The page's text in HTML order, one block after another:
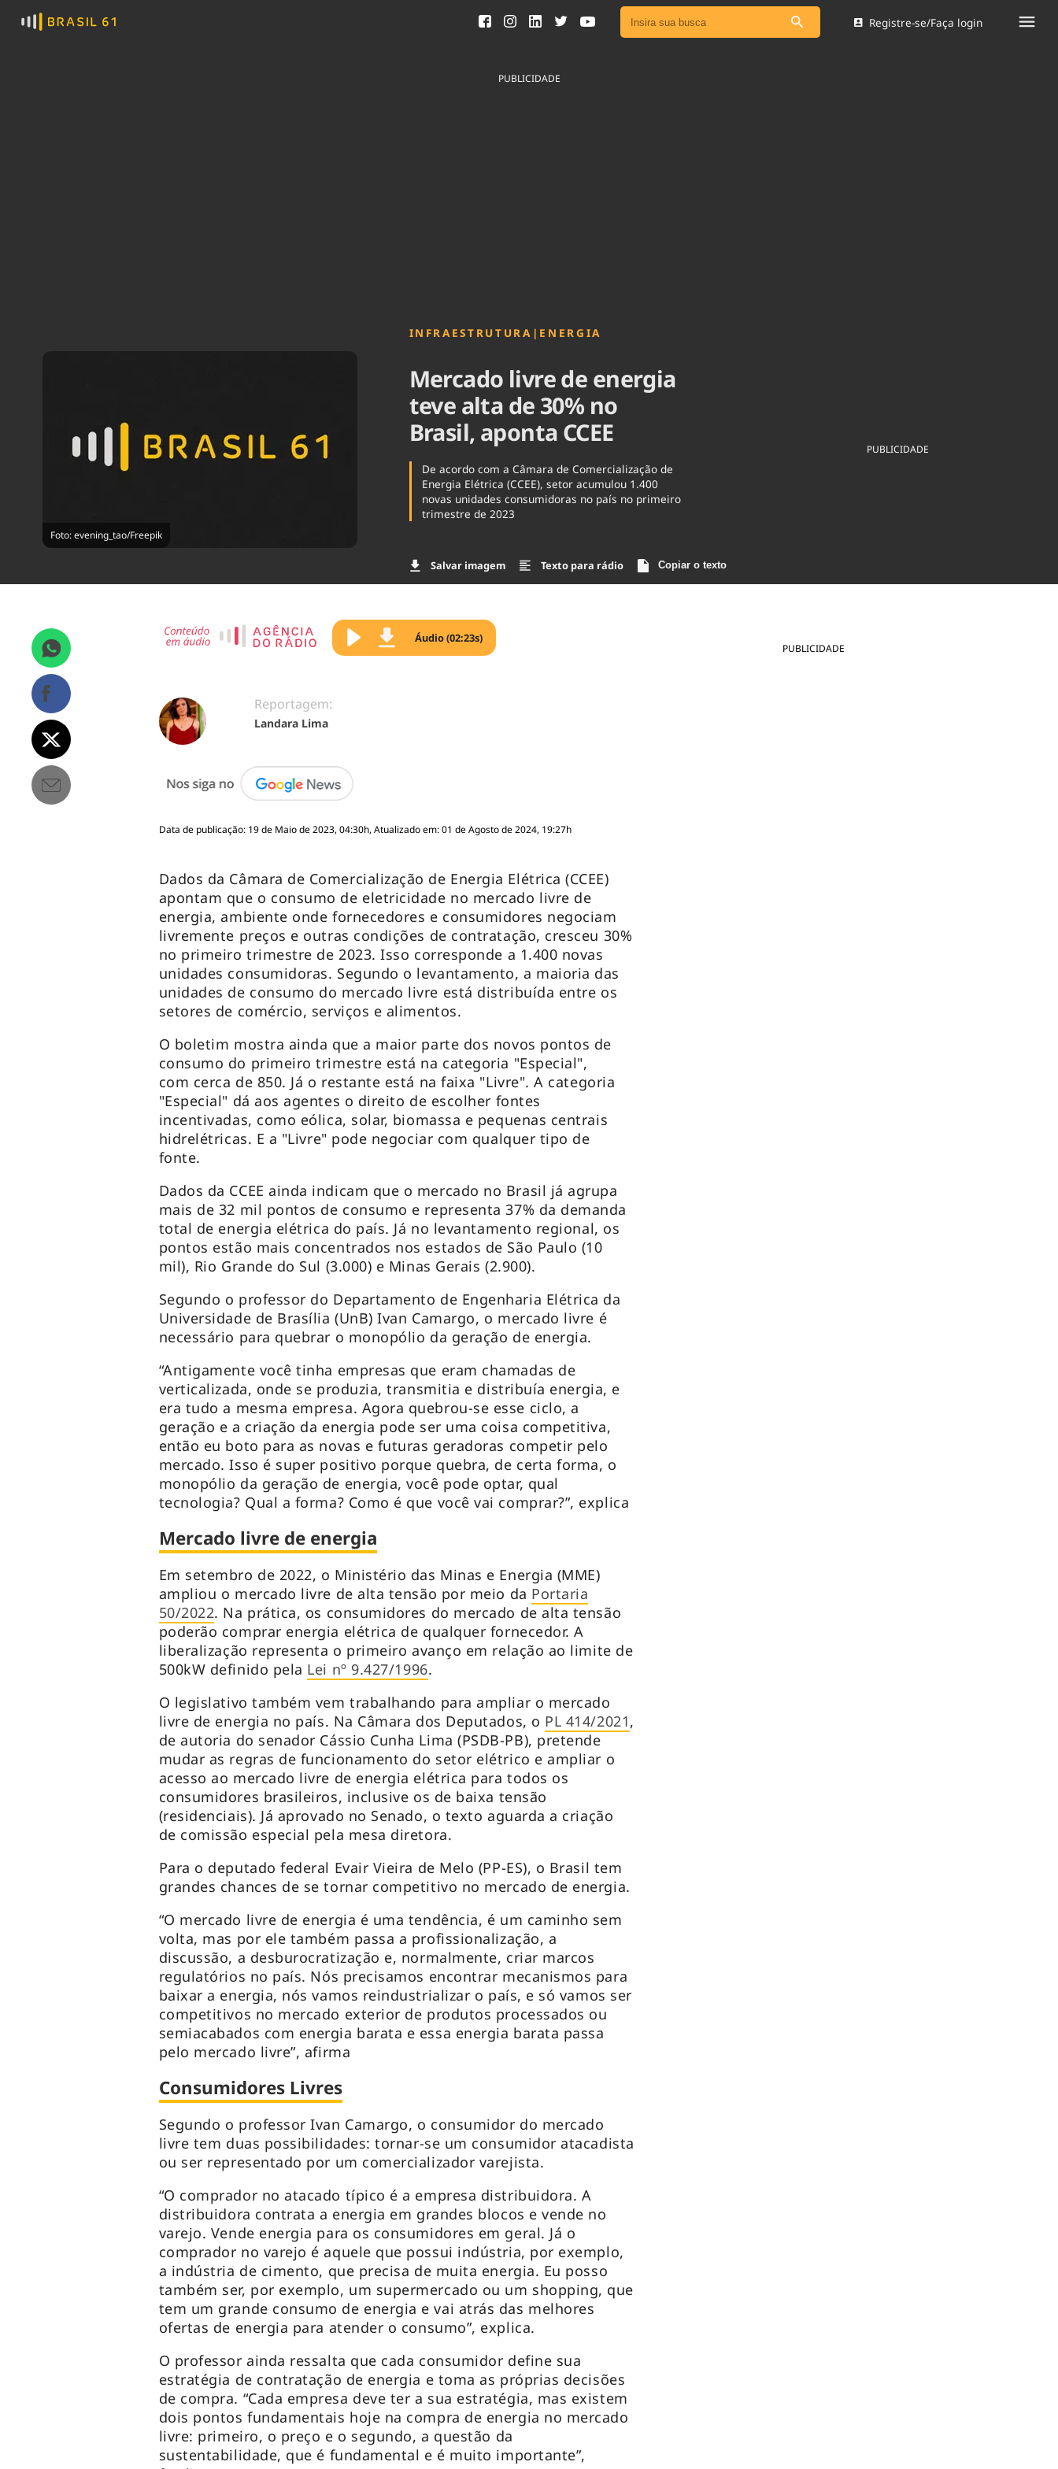
Ver todas as notícias
Agronegócios
Brasil
Registre-se/Faça login
PUBLICIDADE
Foto: evening_tao/Freepik
INFRAESTRUTURA | ENERGIA
Mercado livre de energia
teve alta de 30% no
Brasil, aponta CCEE
De acordo com a Câmara de Comercialização de
Energia Elétrica (CCEE), setor acumulou 1.400
novas unidades consumidoras no país no primeiro
trimestre de 2023
Salvar imagem Texto para rádio Copiar o texto
PUBLICIDADE
PUBLICIDADE
Áudio (02:23s)
Reportagem:
Landara Lima
Data de publicação: 19 de Maio de 2023, 04:30h, Atualizado em: 01 de Agosto de 2024, 19:27h
Dados da Câmara de Comercialização de Energia Elétrica (CCEE)
apontam que o consumo de eletricidade no mercado livre de
energia, ambiente onde fornecedores e consumidores negociam
livremente preços e outras condições de contratação, cresceu 30%
no primeiro trimestre de 2023. Isso corresponde a 1.400 novas
unidades consumidoras. Segundo o levantamento, a maioria das
unidades de consumo do mercado livre está distribuída entre os
setores de comércio, serviços e alimentos.
O boletim mostra ainda que a maior parte dos novos pontos de
consumo do primeiro trimestre está na categoria "Especial",
com cerca de 850. Já o restante está na faixa "Livre". A categoria
"Especial" dá aos agentes o direito de escolher fontes
incentivadas, como eólica, solar, biomassa e pequenas centrais
hidrelétricas. E a "Livre" pode negociar com qualquer tipo de
fonte.
Dados da CCEE ainda indicam que o mercado no Brasil já agrupa
mais de 32 mil pontos de consumo e representa 37% da demanda
total de energia elétrica do país. Já no levantamento regional, os
pontos estão mais concentrados nos estados de São Paulo (10
mil), Rio Grande do Sul (3.000) e Minas Gerais (2.900).
Segundo o professor do Departamento de Engenharia Elétrica da
Universidade de Brasília (UnB) Ivan Camargo, o mercado livre é
necessário para quebrar o monopólio da geração de energia.
“Antigamente você tinha empresas que eram chamadas de
verticalizada, onde se produzia, transmitia e distribuía energia, e
era tudo a mesma empresa. Agora quebrou-se esse ciclo, a
geração e a criação da energia pode ser uma coisa competitiva,
então eu boto para as novas e futuras geradoras competir pelo
mercado. Isso é super positivo porque quebra, de certa forma, o
monopólio da geração de energia, você pode optar, qual
tecnologia? Qual a forma? Como é que você vai comprar?”, explica
Mercado livre de energia
Em setembro de 2022, o Ministério das Minas e Energia (MME)
ampliou o mercado livre de alta tensão por meio da Portaria
50/2022. Na prática, os consumidores do mercado de alta tensão
poderão comprar energia elétrica de qualquer fornecedor. A
liberalização representa o primeiro avanço em relação ao limite de
500kW definido pela Lei nº 9.427/1996.
O legislativo também vem trabalhando para ampliar o mercado
livre de energia no país. Na Câmara dos Deputados, o PL 414/2021,
de autoria do senador Cássio Cunha Lima (PSDB-PB), pretende
mudar as regras de funcionamento do setor elétrico e ampliar o
acesso ao mercado livre de energia elétrica para todos os
consumidores brasileiros, inclusive os de baixa tensão
(residenciais). Já aprovado no Senado, o texto aguarda a criação
de comissão especial pela mesa diretora.
Para o deputado federal Evair Vieira de Melo (PP-ES), o Brasil tem
grandes chances de se tornar competitivo no mercado de energia.
“O mercado livre de energia é uma tendência, é um caminho sem
volta, mas por ele também passa a profissionalização, a
discussão, a desburocratização e, normalmente, criar marcos
regulatórios no país. Nós precisamos encontrar mecanismos para
baixar a energia, nós vamos reindustrializar o país, e só vamos ser
competitivos no mercado exterior de produtos processados ou
semiacabados com energia barata e essa energia barata passa
pelo mercado livre”, afirma
Consumidores Livres
Segundo o professor Ivan Camargo, o consumidor do mercado
livre tem duas possibilidades: tornar-se um consumidor atacadista
ou ser representado por um comercializador varejista.
“O comprador no atacado típico é a empresa distribuidora. A
distribuidora contrata a energia em grandes blocos e vende no
varejo. Vende energia para os consumidores em geral. Já o
comprador no varejo é aquele que possui indústria, por exemplo,
a indústria de cimento, que precisa de muita energia. Eu posso
também ser, por exemplo, um supermercado ou um shopping, que
tem um grande consumo de energia e vai atrás das melhores
ofertas de energia para atender o consumo”, explica.
O professor ainda ressalta que cada consumidor define sua
estratégia de contratação de energia e toma as próprias decisões
de compra. “Cada empresa deve ter a sua estratégia, mas existem
dois pontos fundamentais hoje na compra de energia no mercado
livre: primeiro, o preço e o segundo, a questão da
sustentabilidade, que é fundamental e é muito importante”,